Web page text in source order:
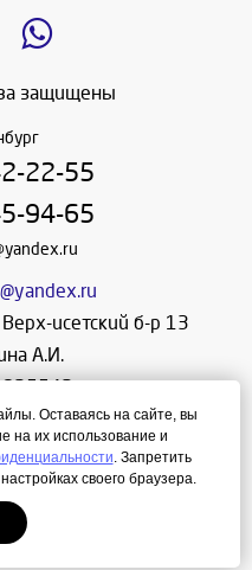
защищены
22-55
94-65
Верх-исетский б-р 13
А.И.
с 10-30 до 19-30
Оставаясь на сайте, вы
на их использование и
. Запретить
своего браузера.